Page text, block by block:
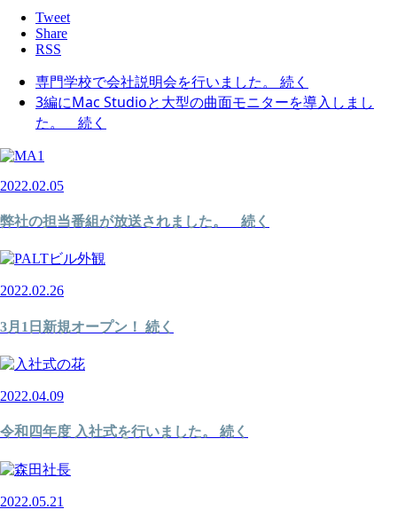
Tweet
Share
RSS
専門学校で会社説明会を行いました。 続く
3編にMac Studioと大型の曲面モニターを導入しまし
た。 続く
2022.02.05
弊社の担当番組が放送されました。 続く
2022.02.26
3月1日新規オープン！ 続く
2022.04.09
令和四年度 入社式を行いました。 続く
2022.05.21